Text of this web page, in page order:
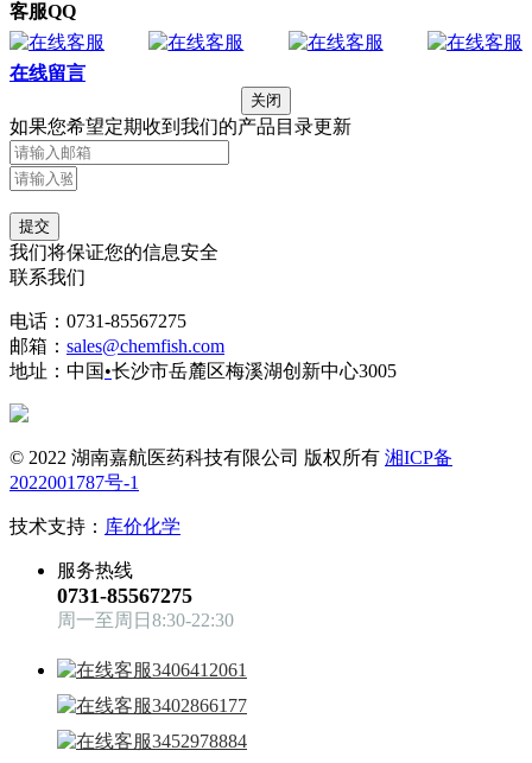
客服QQ
在线留言
关闭
如果您希望定期收到我们的产品目录更新
提交
我们将保证您的信息安全
联系我们
电话：0731-85567275
邮箱： sales@chemfish.com
地址：中国•长沙市岳麓区梅溪湖创新中心3005
© 2022 湖南嘉航医药科技有限公司 版权所有 湘ICP备
2022001787号-1
技术支持： 库价化学
服务热线
0731-85567275
周一至周日8:30-22:30
3406412061
3402866177
3452978884